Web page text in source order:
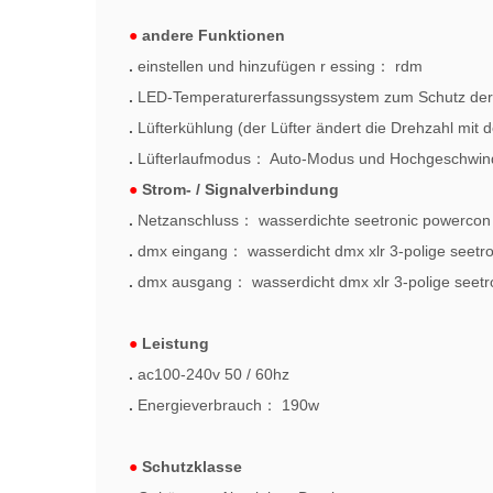
● andere Funktionen
. einstellen und hinzufügen r essing ：
rdm
. LED-Temperaturerfassungssystem zum Schutz
. Lüfterkühlung (der Lüfter ändert die Drehzahl mit
. Lüfterlaufmodus ： Auto-Modus und
● Strom- / Signalverbindung
. Netzanschluss ：
wasserdichte seetronic
. dmx eingang ： wasserdicht dmx xlr 3-polige
. dmx ausgang ： wasserdicht dmx xlr 3-polige
● Leistung
. ac100-240v 50 / 60hz
. Energieverbrauch ： 190w
● Schutzklasse